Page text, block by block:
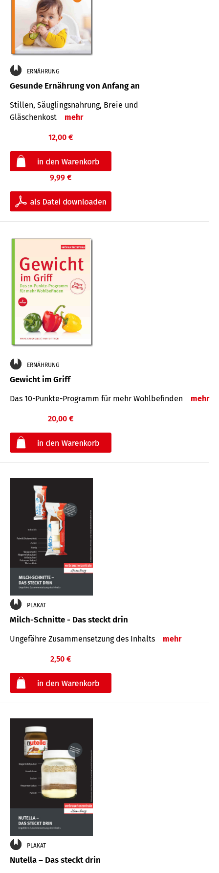
ERNÄHRUNG
Gesunde Ernährung von Anfang an
Stillen, Säuglingsnahrung, Breie und
Gläschenkost
mehr
12,00 €
9,99 €
ERNÄHRUNG
Gewicht im Griff
Das 10-Punkte-Programm für mehr Wohlbefinden mehr
20,00 €
PLAKAT
Milch-Schnitte - Das steckt drin
Ungefähre Zu­sammen­setzung des Inhalts mehr
2,50 €
PLAKAT
Nutella – Das steckt drin